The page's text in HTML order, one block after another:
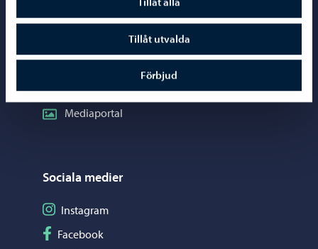
Tillåt utvalda
Förbjud
Elektroniska tjänster (ePorvoo)
Nätbutik
Kartor och lägesinformation
Mediaportal
Sociala medier
Följ på Instagram
Instagram
Följ på Facebook
Facebook